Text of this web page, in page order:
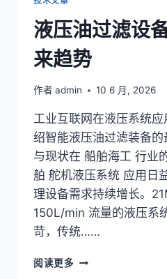
液压油过滤设
来趋势
作者 admin 10 6 月, 2026
工业互联网在液压系统
绍智能液压油过滤装备
与现状在 船舶海工 行业
舶 舵机液压系统 应用日
理设备需求持续增长。
150L/min 流量的液压系
苛，传统……
阅读更多